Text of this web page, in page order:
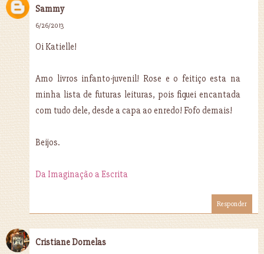
Sammy
6/26/2013
Oi Katielle!
Amo livros infanto-juvenil! Rose e o feitiço esta na
minha lista de futuras leituras, pois fiquei encantada
com tudo dele, desde a capa ao enredo! Fofo demais!
Beijos.
Da Imaginação a Escrita
Responder
Cristiane Dornelas